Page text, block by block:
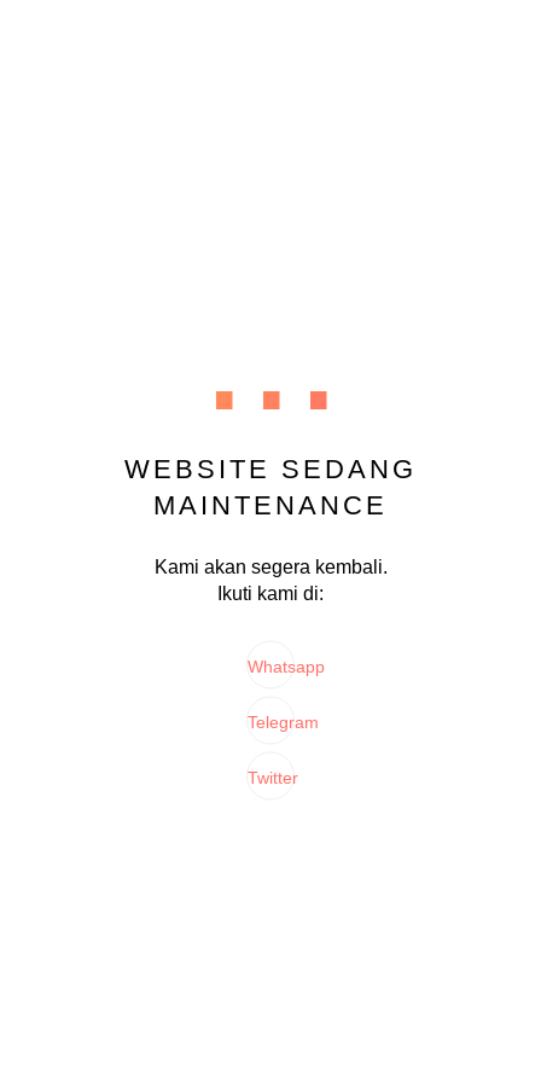
...
WEBSITE SEDANG
MAINTENANCE
Kami akan segera kembali.
Ikuti kami di:
Whatsapp
Telegram
Twitter